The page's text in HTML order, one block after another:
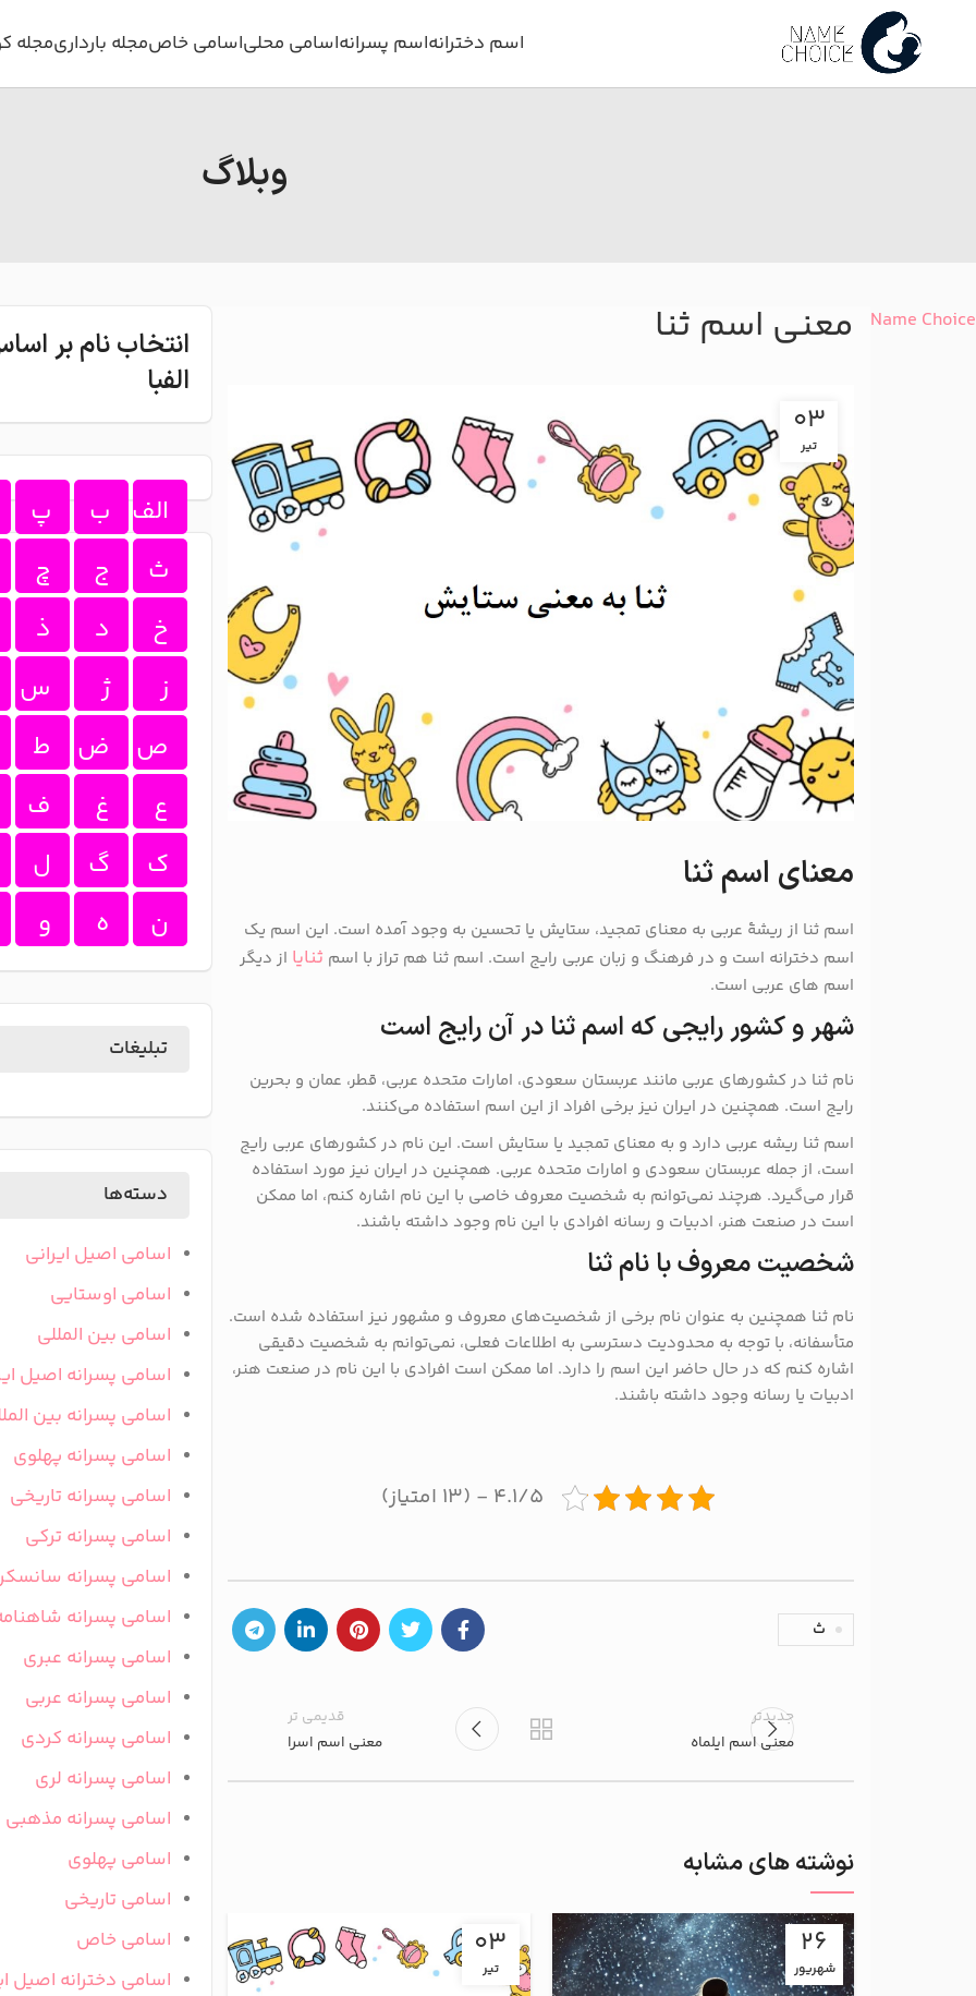
اسم دخترانهاسم پسرانهاسامی محلیاسامی خاصمجله بارداریمجله
وبلاگ
Name Choice معنی اسم ثنا
03
تیر
معنای اسم ثنا
اسم ثنا از ریشهٔ عربی به معنای تمجید، ستایش یا تحسین به وجود آمده است. این اسم یک
اسم دخترانه است و در فرهنگ و زبان عربی رایج است. اسم ثنا هم تراز با اسم ثنایا از دیگر
اسم های عربی است.
شهر و کشور رایجی که اسم ثنا در آن رایج است
نام ثنا در کشورهای عربی مانند عربستان سعودی، امارات متحده عربی، قطر، عمان و بحرین
رایج است. همچنین در ایران نیز برخی افراد از این اسم استفاده می‌کنند.
اسم ثنا ریشه عربی دارد و به معنای تمجید یا ستایش است. این نام در کشورهای عربی رایج
است، از جمله عربستان سعودی و امارات متحده عربی. همچنین در ایران نیز مورد استفاده
قرار می‌گیرد. هرچند نمی‌توانم به شخصیت معروف خاصی با این نام اشاره کنم، اما ممکن
است در صنعت هنر، ادبیات و رسانه افرادی با این نام وجود داشته باشند.
شخصیت معروف با نام ثنا
نام ثنا همچنین به عنوان نام برخی از شخصیت‌های معروف و مشهور نیز استفاده شده است.
متأسفانه، با توجه به محدودیت دسترسی به اطلاعات فعلی، نمی‌توانم به شخصیت دقیقی
اشاره کنم که در حال حاضر این اسم را دارد. اما ممکن است افرادی با این نام در صنعت هنر،
ادبیات یا رسانه وجود داشته باشند.
۴.۱/۵ - (۱۳ امتیاز)
ث
جدیدتر
معنی اسم ایلماه
قدیمی تر
معنی اسم اسرا
نوشته های مشابه
26
شهریور
03
تیر
01
تیر
انتخاب نام بر
الفبا
الف ب پ
ث
ج چ
خ
د ذ
ز
ژ س
ص
ض ط
ع
غ ف
ک
گ ل
ن
ه و
تبلیغات
دسته‌ها
اسامی اصیل ایرانی
اسامی اوستایی
اسامی بین المللی
اسامی پسرانه اصیل
اسامی پسرانه بین
اسامی پسرانه پهلوی
اسامی پسرانه تاریخی
اسامی پسرانه ترکی
اسامی پسرانه
اسامی پسرانه
اسامی پسرانه عبری
اسامی پسرانه عربی
اسامی پسرانه کردی
اسامی پسرانه لری
اسامی پسرانه مذهبی
اسامی پهلوی
اسامی تاریخی
اسامی خاص
اسامی دخترانه اصیل